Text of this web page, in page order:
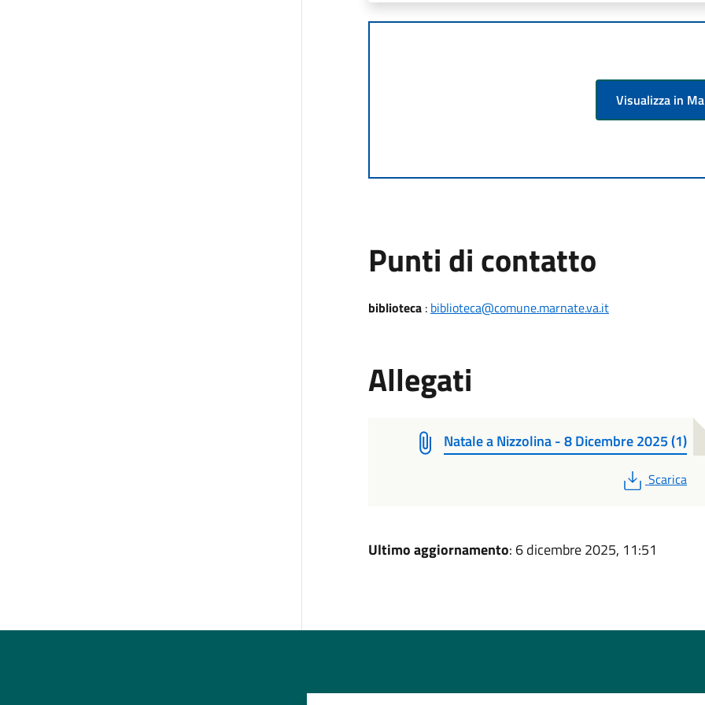
Visualizza in
Punti di contatto
biblioteca: biblioteca@comune.marnate.va.it
Allegati
Natale a Nizzolina - 8 Dicembre 2025 (1)
PDF
Scarica
Ultimo aggiornamento: 6 dicembre 2025, 11:51